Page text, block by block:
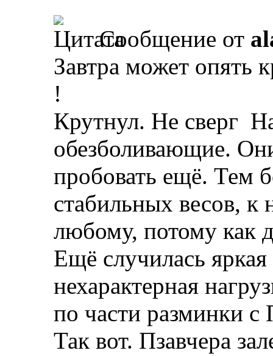
Сообщение от
Завтра может опять
!
Крутнул. Не сверг
обезболивающие.
пробовать ещё. Тем
стабильных весов, к
любому, потому как
Ещё случилась яркая
нехарактерная
по части разминки
Так вот. Пзавчера